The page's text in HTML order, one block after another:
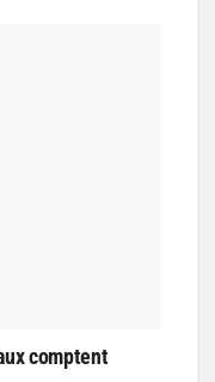
comptent